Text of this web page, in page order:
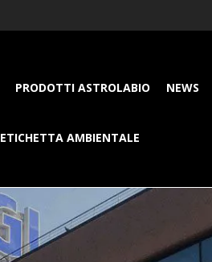
PRODOTTI ASTROLABIO NEWS
ETICHETTA AMBIENTALE